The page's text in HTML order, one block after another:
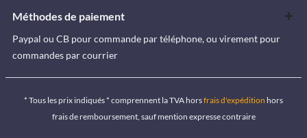
Méthodes de paiement
Paypal ou CB pour commande par téléphone, ou virement pour
commandes par courrier
* Tous les prix indiqués * comprennent la TVA horsfrais d'expédition hors
frais de remboursement, sauf mention expresse contraire